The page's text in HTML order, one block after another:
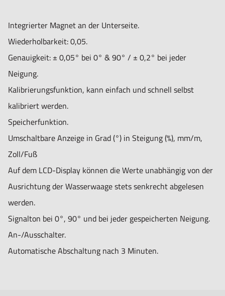
Integrierter Magnet an der Unterseite.
Wiederholbarkeit: 0,05.
Genauigkeit: ± 0,05° bei 0° & 90° / ± 0,2° bei jeder
Neigung.
Kalibrierungsfunktion, kann einfach und schnell selbst
kalibriert werden.
Speicherfunktion.
Umschaltbare Anzeige in Grad (°) in Steigung (%), mm/m,
Zoll/Fuß
Auf dem LCD-Display können die Werte unabhängig von der
Ausrichtung der Wasserwaage stets senkrecht abgelesen
werden.
Signalton bei 0°, 90° und bei jeder gespeicherten Neigung.
An-/Ausschalter.
Automatische Abschaltung nach 3 Minuten.